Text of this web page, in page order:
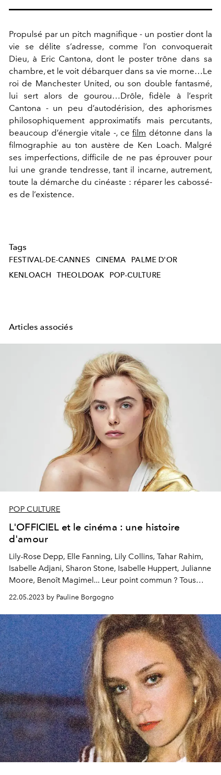
Propulsé par un pitch magnifique - un postier dont la
vie se délite s’adresse, comme l’on convoquerait
Dieu, à Eric Cantona, dont le poster trône dans sa
chambre, et le voit débarquer dans sa vie morne…Le
roi de Manchester United, ou son double fantasmé,
lui sert alors de gourou…Drôle, fidèle à l’esprit
Cantona - un peu d’autodérision, des aphorismes
philosophiquement approximatifs mais percutants,
beaucoup d’énergie vitale -, cefilm détonne dans la
filmographie au ton austère de Ken Loach. Malgré
ses imperfections, difficile de ne pas éprouver pour
lui une grande tendresse, tant il incarne, autrement,
toute la démarche du cinéaste : réparer les cabossé-
es de l’existence.
Tags
FESTIVAL-DE-CANNES CINEMA
PALME D'OR
KENLOACH
THEOLDOAK POP-CULTURE
Articles associés
POP CULTURE
L'OFFICIEL et le cinéma : une histoire
d'amour
Lily-Rose Depp, Elle Fanning, Lily Collins, Tahar Rahim,
Isabelle Adjani, Sharon Stone, Isabelle Huppert, Julianne
Moore, Benoît Magimel... Leur point commun ? Tous
sont doués d'un talent d'acteur indéniable, et tous sont
passés sous l'objectif de
L'OFFICIEL
plus d'un siècle d'amour entreL'OFFICIELet le cinéma.
22.05.2023 by Pauline Borgogno